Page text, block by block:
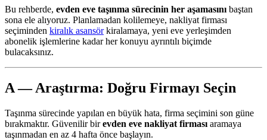
Bu rehberde, evden eve taşınma sürecinin her aşamasını baştan
sona ele alıyoruz. Planlamadan kolilemeye, nakliyat firması
seçiminden kiralık asansörkiralamaya, yeni eve yerleşimden
abonelik işlemlerine kadar her konuyu ayrıntılı biçimde
bulacaksınız.
A — Araştırma: Doğru Firmayı Seçin
Taşınma sürecinde yapılan en büyük hata, firma seçimini son güne
bırakmaktır. Güvenilir birevden eve nakliyat firması aramaya
taşınmadan en az 4 hafta önce başlayın.